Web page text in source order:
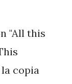
per
"All this
copia